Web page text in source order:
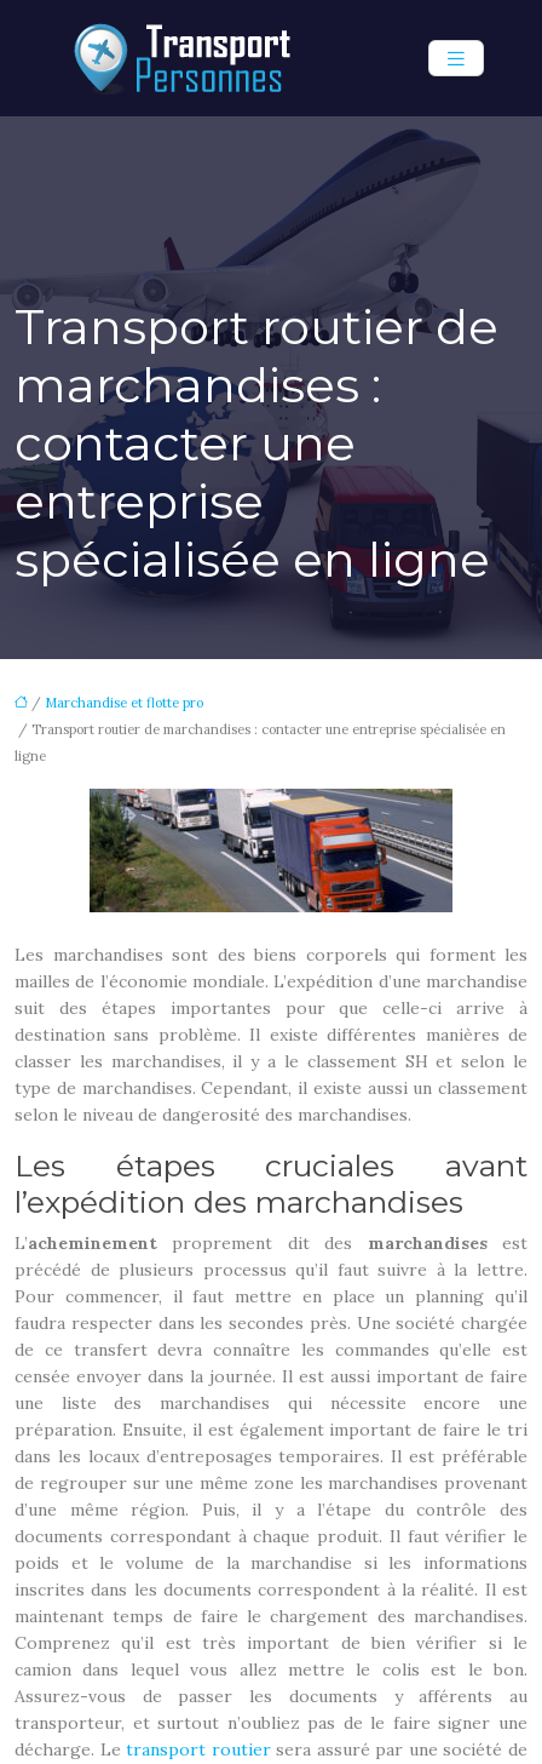
Transport routier de
marchandises :
contacter une
entreprise
spécialisée en ligne
/ Marchandise et flotte pro
/ Transport routier de marchandises : contacter une entreprise spécialisée en
ligne
Les marchandises sont des biens corporels qui forment les
mailles de l’économie mondiale. L’expédition d’une marchandise
suit des étapes importantes pour que celle-ci arrive à
destination sans problème. Il existe différentes manières de
classer les marchandises, il y a le classement SH et selon le
type de marchandises. Cependant, il existe aussi un classement
selon le niveau de dangerosité des marchandises.
Les étapes cruciales avant
l’expédition des marchandises
L’acheminement proprement dit des marchandisesest
précédé de plusieurs processus qu’il faut suivre à la lettre.
Pour commencer, il faut mettre en place un planning qu’il
faudra respecter dans les secondes près. Une société chargée
de ce transfert devra connaître les commandes qu’elle est
censée envoyer dans la journée. Il est aussi important de faire
une liste des marchandises qui nécessite encore une
préparation. Ensuite, il est également important de faire le tri
dans les locaux d’entreposages temporaires. Il est préférable
de regrouper sur une même zone les marchandises provenant
d’une même région. Puis, il y a l’étape du contrôle des
documents correspondant à chaque produit. Il faut vérifier le
poids et le volume de la marchandise si les informations
inscrites dans les documents correspondent à la réalité. Il est
maintenant temps de faire le chargement des marchandises.
Comprenez qu’il est très important de bien vérifier si le
camion dans lequel vous allez mettre le colis est le bon.
Assurez-vous de passer les documents y afférents au
transporteur, et surtout n’oubliez pas de le faire signer une
décharge. Letransport routiersera assuré par une société de